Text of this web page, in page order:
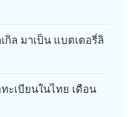
กิล มาเป็น แบตเตอรี่ลิ
เบียนในไทย เดือน